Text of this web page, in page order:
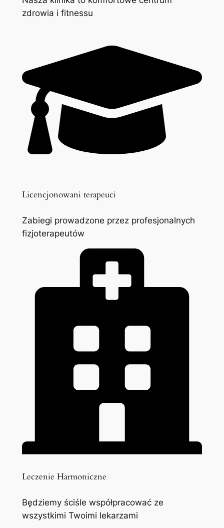
zdrowia i fitnessu
Licencjonowani terapeuci
Zabiegi prowadzone przez profesjonalnych
fizjoterapeutów
Leczenie Harmoniczne
Będziemy ściśle współpracować ze
wszystkimi Twoimi lekarzami